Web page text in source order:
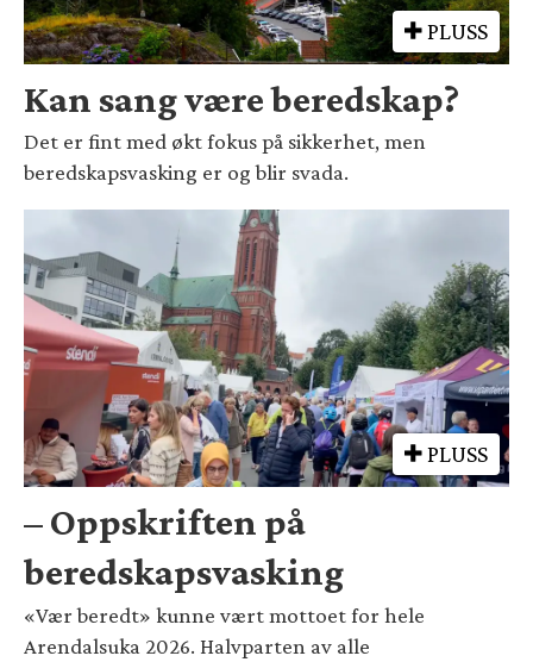
PLUSS
Kan sang være beredskap?
Det er fint med økt fokus på sikkerhet, men
beredskapsvasking er og blir svada.
PLUSS
– Oppskriften på
beredskapsvasking
«Vær beredt» kunne vært mottoet for hele
Arendalsuka 2026. Halvparten av alle